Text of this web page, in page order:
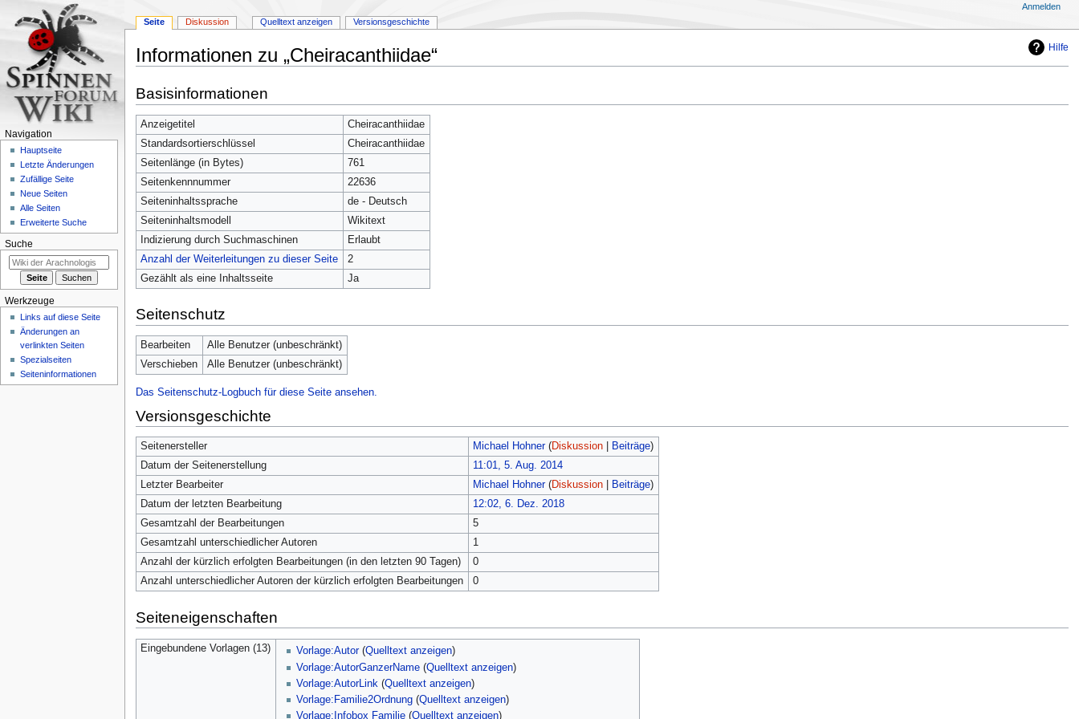
Hilfe
Informationen zu „Cheiracanthiidae“
Navigation
springen
Suche
springen
Basisinformationen
Anzeigetitel
Cheiracanthiidae
Standardsortierschlüssel
Cheiracanthiidae
Seitenlänge (in Bytes)
761
Seitenkennnummer
22636
Seiteninhaltssprache
de - Deutsch
Seiteninhaltsmodell
Wikitext
Indizierung durch Suchmaschinen
Erlaubt
Anzahl der Weiterleitungen zu dieser Seite
2
Gezählt als eine Inhaltsseite
Ja
Seitenschutz
Bearbeiten
Alle Benutzer (unbeschränkt)
Verschieben
Alle Benutzer (unbeschränkt)
Das Seitenschutz-Logbuch für diese Seite ansehen.
Versionsgeschichte
Seitenersteller Michael Hohner (Diskussion| Beiträge)
Datum der Seitenerstellung
11:01, 5. Aug. 2014
Letzter Bearbeiter
Michael Hohner (Diskussion| Beiträge)
Datum der letzten Bearbeitung
12:02, 6. Dez. 2018
Gesamtzahl der Bearbeitungen
5
Gesamtzahl unterschiedlicher Autoren
1
Anzahl der kürzlich erfolgten Bearbeitungen (in den letzten 90 Tagen)
0
Anzahl unterschiedlicher Autoren der kürzlich erfolgten Bearbeitungen
0
Seiteneigenschaften
Eingebundene Vorlagen (13) Vorlage:Autor(Quelltext anzeigen)
Vorlage:AutorGanzerName (Quelltext anzeigen)
Vorlage:AutorLink (Quelltext anzeigen)
Vorlage:Familie2Ordnung (Quelltext anzeigen)
Vorlage:Infobox Familie (Quelltext anzeigen)
Seite Diskussion Quelltext anzeigen Versionsgeschichte
Anmelden
Navigation
Hauptseite
Letzte Änderungen
Zufällige Seite
Neue Seiten
Alle Seiten
Erweiterte Suche
Suche
Werkzeuge
Links auf diese Seite
Änderungen an
verlinkten Seiten
Spezialseiten
Seiten­­informationen